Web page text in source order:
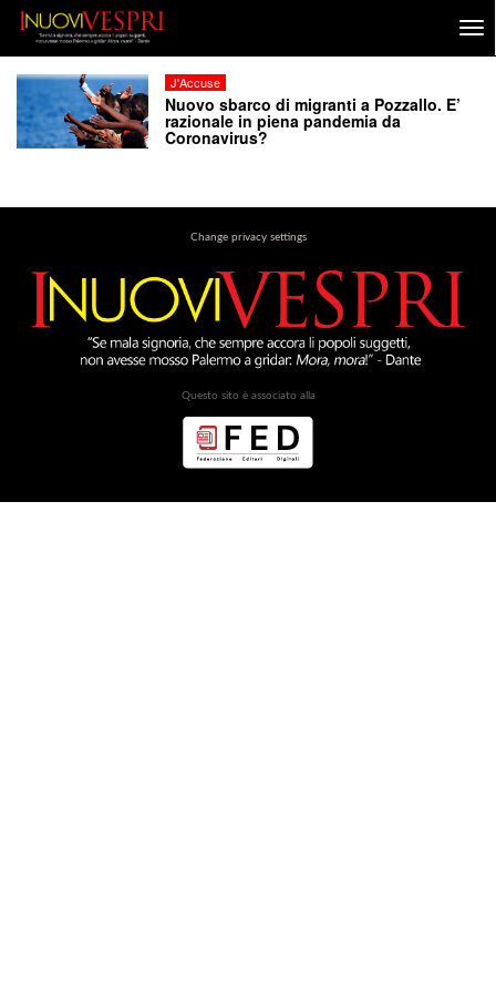
J'Accuse
Nuovo sbarco di migranti a Pozzallo. E’
razionale in piena pandemia da
Coronavirus?
Change privacy settings
Questo sito è associato alla